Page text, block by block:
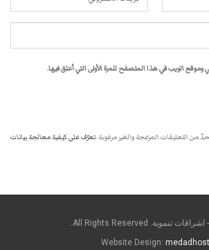
وموقع الويب في هذا المتصفح للمرة الأولى التي أعلق فيها.
تعرّف على كيفية معالجة بيانات
Website Design: medadhost